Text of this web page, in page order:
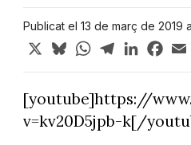
Publicat el 13 de març de 2019
X BlueskyWhatsApp
TelegramLinkedIn
[youtube]https://
v=kv20D5jpb-k[/